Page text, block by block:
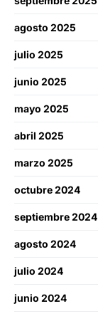
agosto 2025
julio 2025
junio 2025
mayo 2025
abril 2025
marzo 2025
octubre 2024
septiembre 2024
agosto 2024
julio 2024
junio 2024